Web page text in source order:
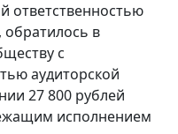
ответственностью
в
с
аудиторской
27 800 рублей
исполнением